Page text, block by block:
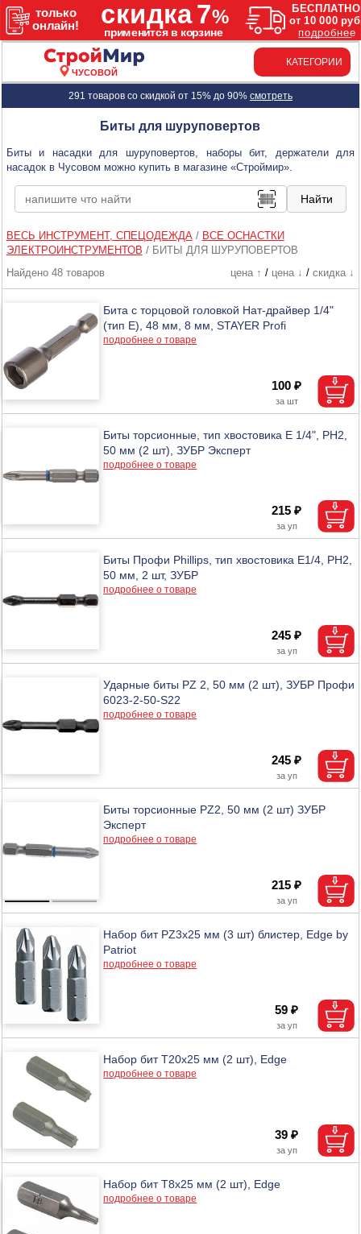
ЧУСОВОЙ
КАТЕГОРИИ
291 товаров со скидкой от 15% до 90% смотреть
Биты для шуруповертов
Биты и насадки для шуруповертов, наборы бит, держатели для
насадок в Чусовом можно купить в магазине «Строймир».
ВЕСЬ ИНСТРУМЕНТ, СПЕЦОДЕЖДА/ ВСЕ ОСНАСТКИ
ЭЛЕКТРОИНСТРУМЕНТОВ / БИТЫ ДЛЯ ШУРУПОВЕРТОВ
Найдено 48 товаров
цена ↑ / цена ↓ / скидка ↓
Бита с торцовой головкой Нат-драйвер 1/4"
(тип Е), 48 мм, 8 мм, STAYER Profi
подробнее о товаре
100 ₽
Биты торсионные, тип хвостовика E 1/4", PH2,
50 мм (2 шт), ЗУБР Эксперт
подробнее о товаре
215 ₽
Биты Профи Phillips, тип хвостовика Е1/4, PH2,
50 мм, 2 шт, ЗУБР
подробнее о товаре
245 ₽
Ударные биты PZ 2, 50 мм (2 шт), ЗУБР Профи
6023-2-50-S22
подробнее о товаре
245 ₽
Биты торсионные PZ2, 50 мм (2 шт) ЗУБР
Эксперт
подробнее о товаре
215 ₽
Набор бит PZ3х25 мм (3 шт) блистер, Edge by
Patriot
подробнее о товаре
59 ₽
Набор бит Т20х25 мм (2 шт), Edge
подробнее о товаре
39 ₽
Набор бит Т8х25 мм (2 шт), Edge
подробнее о товаре